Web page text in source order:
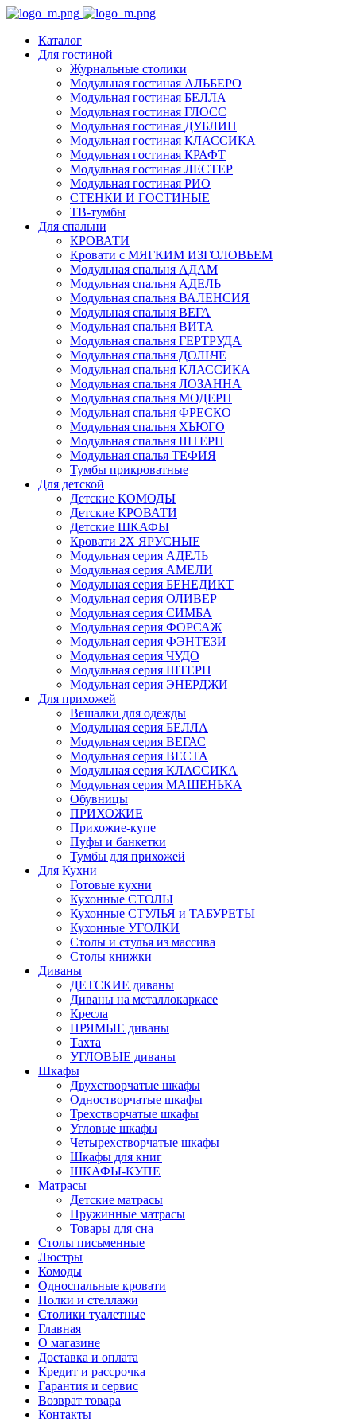
Каталог
Для гостиной
Журнальные столики
Модульная гостиная АЛЬБЕРО
Модульная гостиная БЕЛЛА
Модульная гостиная ГЛОСС
Модульная гостиная ДУБЛИН
Модульная гостиная КЛАССИКА
Модульная гостиная КРАФТ
Модульная гостиная ЛЕСТЕР
Модульная гостиная РИО
СТЕНКИ И ГОСТИНЫЕ
ТВ-тумбы
Для спальни
КРОВАТИ
Кровати с МЯГКИМ ИЗГОЛОВЬЕМ
Модульная спальня АДАМ
Модульная спальня АДЕЛЬ
Модульная спальня ВАЛЕНСИЯ
Модульная спальня ВЕГА
Модульная спальня ВИТА
Модульная спальня ГЕРТРУДА
Модульная спальня ДОЛЬЧЕ
Модульная спальня КЛАССИКА
Модульная спальня ЛОЗАННА
Модульная спальня МОДЕРН
Модульная спальня ФРЕСКО
Модульная спальня ХЬЮГО
Модульная спальня ШТЕРН
Модульная спалья ТЕФИЯ
Тумбы прикроватные
Для детской
Детские КОМОДЫ
Детские КРОВАТИ
Детские ШКАФЫ
Кровати 2Х ЯРУСНЫЕ
Модульная серия АДЕЛЬ
Модульная серия АМЕЛИ
Модульная серия БЕНЕДИКТ
Модульная серия ОЛИВЕР
Модульная серия СИМБА
Модульная серия ФОРСАЖ
Модульная серия ФЭНТЕЗИ
Модульная серия ЧУДО
Модульная серия ШТЕРН
Модульная серия ЭНЕРДЖИ
Для прихожей
Вешалки для одежды
Модульная серия БЕЛЛА
Модульная серия ВЕГАС
Модульная серия ВЕСТА
Модульная серия КЛАССИКА
Модульная серия МАШЕНЬКА
Обувницы
ПРИХОЖИЕ
Прихожие-купе
Пуфы и банкетки
Тумбы для прихожей
Для Кухни
Готовые кухни
Кухонные СТОЛЫ
Кухонные СТУЛЬЯ и ТАБУРЕТЫ
Кухонные УГОЛКИ
Столы и стулья из массива
Столы книжки
Диваны
ДЕТСКИЕ диваны
Диваны на металлокаркасе
Кресла
ПРЯМЫЕ диваны
Тахта
УГЛОВЫЕ диваны
Шкафы
Двухстворчатые шкафы
Одностворчатые шкафы
Трехстворчатые шкафы
Угловые шкафы
Четырехстворчатые шкафы
Шкафы для книг
ШКАФЫ-КУПЕ
Матрасы
Детские матрасы
Пружинные матрасы
Товары для сна
Столы письменные
Люстры
Комоды
Односпальные кровати
Полки и стеллажи
Столики туалетные
Главная
О магазине
Доставка и оплата
Кредит и рассрочка
Гарантия и сервис
Возврат товара
Контакты